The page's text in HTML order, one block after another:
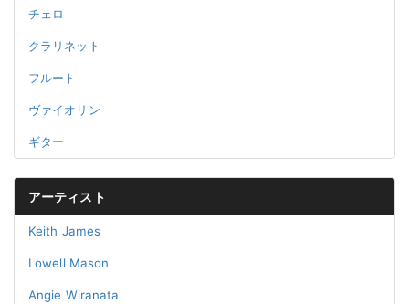
チェロ
クラリネット
フルート
ヴァイオリン
ギター
アーティスト
Keith James
Lowell Mason
Angie Wiranata